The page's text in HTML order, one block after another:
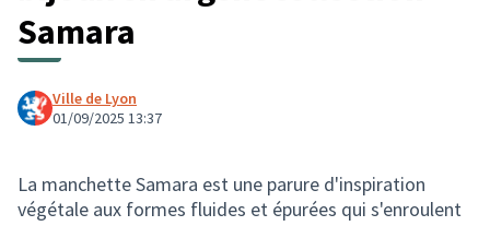
Samara
Ville de Lyon
01/09/2025 13:37
La manchette Samara est une parure d'inspiration
végétale aux formes fluides et épurées qui s'enroulent